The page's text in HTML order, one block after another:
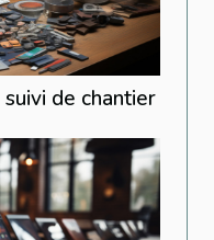
de chantier